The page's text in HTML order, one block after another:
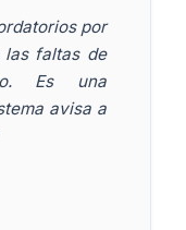
por
las faltas de
Es una
avisa a